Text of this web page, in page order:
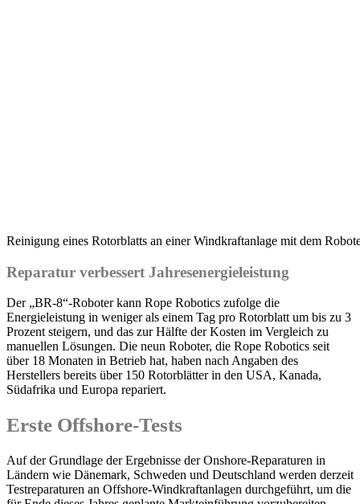
Reinigung eines Rotorblatts an einer Windkraftanlage mit dem
Reparatur verbessert Jahresenergieleistung
Der „BR-8“-Roboter kann Rope Robotics zufolge die
Energieleistung in weniger als einem Tag pro Rotorblatt um bis zu 3
Prozent steigern, und das zur Hälfte der Kosten im Vergleich zu
manuellen Lösungen. Die neun Roboter, die Rope Robotics seit
über 18 Monaten in Betrieb hat, haben nach Angaben des
Herstellers bereits über 150 Rotorblätter in den USA, Kanada,
Südafrika und Europa repariert.
Erste Offshore-Tests
Auf der Grundlage der Ergebnisse der Onshore-Reparaturen in
Ländern wie Dänemark, Schweden und Deutschland werden derzeit
Testreparaturen an Offshore-Windkraftanlagen durchgeführt, um die